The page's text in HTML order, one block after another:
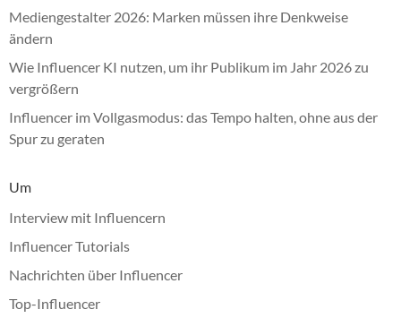
Mediengestalter 2026: Marken müssen ihre Denkweise
ändern
Wie Influencer KI nutzen, um ihr Publikum im Jahr 2026 zu
vergrößern
Influencer im Vollgasmodus: das Tempo halten, ohne aus der
Spur zu geraten
Um
Interview mit Influencern
Influencer Tutorials
Nachrichten über Influencer
Top-Influencer